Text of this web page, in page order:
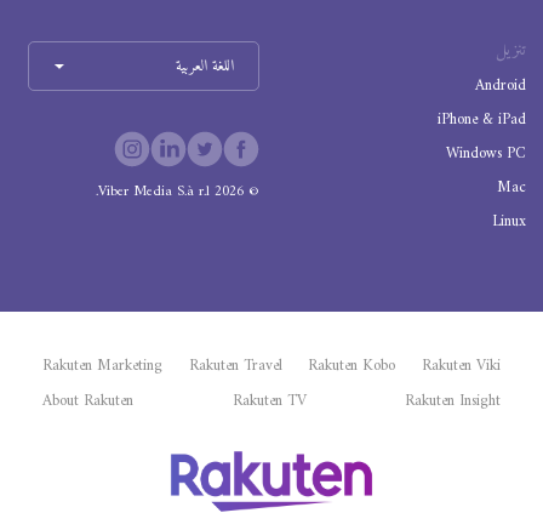
تنزيل
Android
iPhone & iPad
Windows PC
Mac
Linux
اللغة العربية
©
2026
Viber Media S.à r.l.
Rakuten Viki
Rakuten Kobo
Rakuten Travel
Rakuten Marketing
Rakuten Insight
Rakuten TV
About Rakuten